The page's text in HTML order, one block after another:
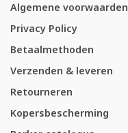
Algemene voorwaarden
Privacy Policy
Betaalmethoden
Verzenden & leveren
Retourneren
Kopersbescherming